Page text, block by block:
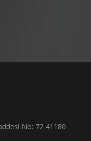
No: 72 41180